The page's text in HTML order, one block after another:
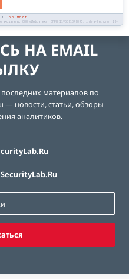
50 МЕСТ
ООО «Инфратех», ОГРН 1195081048073, infra-tech.ru, 18+
НА EMAIL
материалов по
— новости, статьи, обзоры
аналитиков.